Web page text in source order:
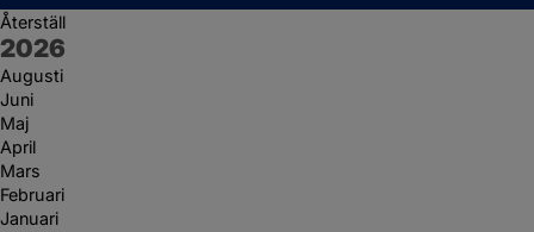
Återställ
År:
2026
Augusti
Juni
Maj
April
Mars
Februari
Januari